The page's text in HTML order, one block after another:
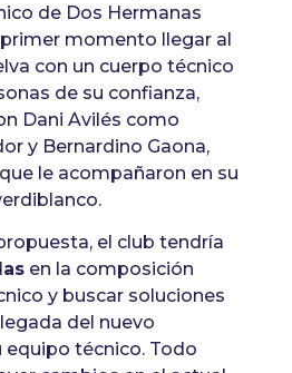
de Dos Hermanas
momento llegar al
con un cuerpo técnico
de su confianza,
Dani Avilés como
y Bernardino Gaona,
le acompañaron en su
el club tendría
en la composición
y buscar soluciones
del nuevo
equipo técnico. Todo